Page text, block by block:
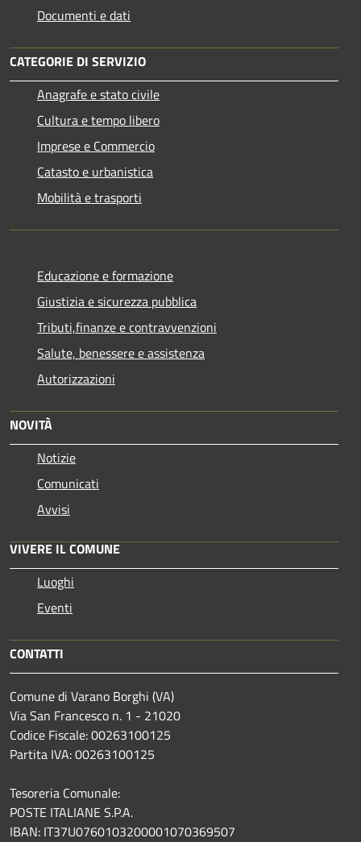
Documenti e dati
CATEGORIE DI SERVIZIO
Anagrafe e stato civile
Cultura e tempo libero
Imprese e Commercio
Catasto e urbanistica
Mobilità e trasporti
Educazione e formazione
Giustizia e sicurezza pubblica
Tributi,finanze e contravvenzioni
Salute, benessere e assistenza
Autorizzazioni
NOVITÀ
Notizie
Comunicati
Avvisi
VIVERE IL COMUNE
Luoghi
Eventi
CONTATTI
Comune di Varano Borghi (VA)
Via San Francesco n. 1 - 21020
Codice Fiscale: 00263100125
Partita IVA: 00263100125
Tesoreria Comunale:
POSTE ITALIANE S.P.A.
IBAN: IT37U0760103200001070369507